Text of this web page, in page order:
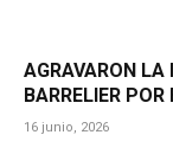
AGRAVARON
BARRELIER
16 junio, 2026